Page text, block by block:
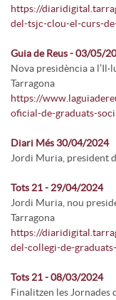
https://
del-tsjc-clou-el-curs-
Guia de Reus - 03/05/
Nova presidència a
Tarragona
https://
oficial-de-graduats-
Diari Més 30/04/2024
Jordi Muria, president
Tots 21 - 29/04/2024
Jordi Muria, nou
Tarragona
https://
del-collegi-de-
Tots 21 - 08/03/2024
Finalitzen les Jornades